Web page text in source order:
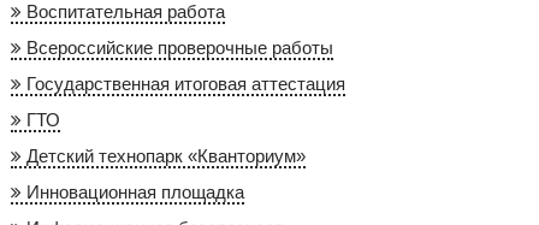
Воспитательная работа
Всероссийские проверочные работы
Государственная итоговая аттестация
ГТО
Детский технопарк «Кванториум»
Инновационная площадка